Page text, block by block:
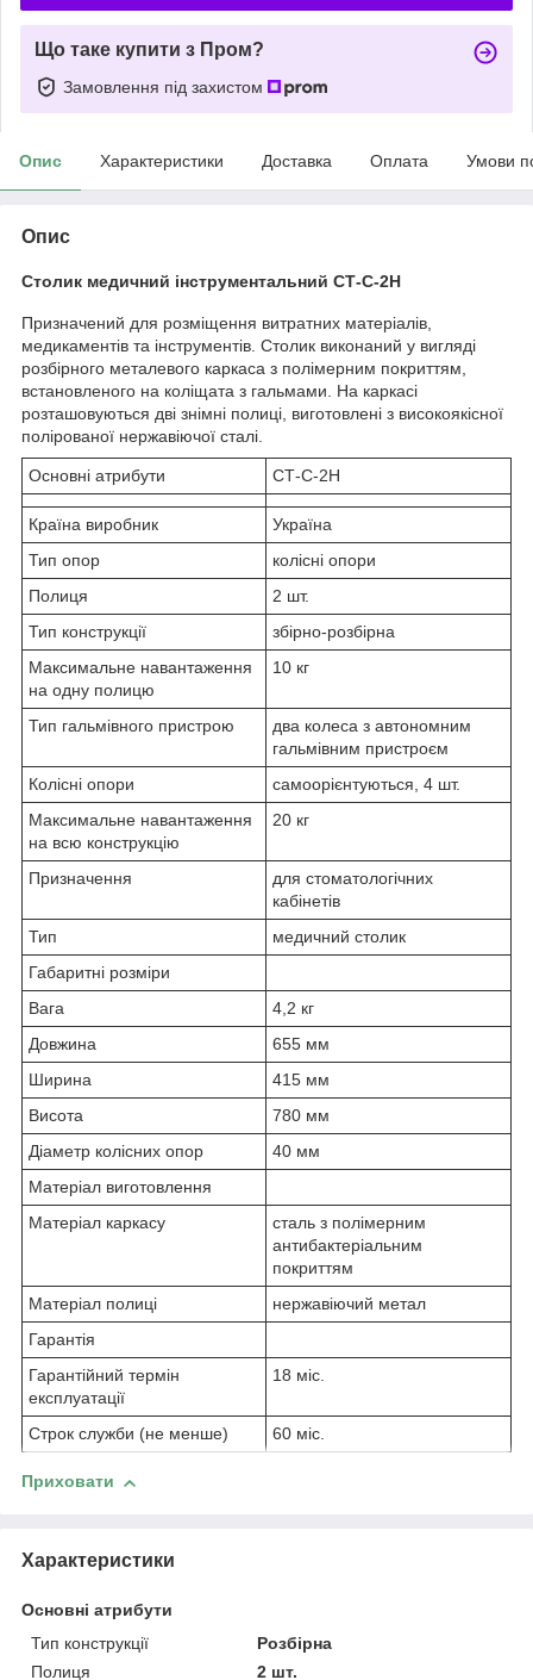
Що таке купити з Пром?
Замовлення під захистом
Опис Характеристики Доставка Оплата Умови
Опис
Столик медичний інструментальний СТ-С-2Н
Призначений для розміщення витратних матеріалів,
медикаментів та інструментів. Столик виконаний у вигляді
розбірного металевого каркаса з полімерним покриттям,
встановленого на коліщата з гальмами. На каркасі
розташовуються дві знімні полиці, виготовлені з високоякісної
полірованої нержавіючої сталі.
Основні атрибути СТ-С-2Н
Країна виробник
Україна
Тип опор
колісні опори
Полиця
2 шт.
Тип конструкції
збірно-розбірна
Максимальне навантаження
на одну полицю
10 кг
Тип гальмівного пристрою
два колеса з автономним
гальмівним пристроєм
Колісні опори
самоорієнтуються, 4 шт.
Максимальне навантаження
на всю конструкцію
20 кг
Призначення
для стоматологічних
кабінетів
Тип
медичний столик
Габаритні розміри
Вага
4,2 кг
Довжина
655 мм
Ширина
415 мм
Висота
780 мм
Діаметр колісних опор
40 мм
Матеріал виготовлення
Матеріал каркасу
сталь з полімерним
антибактеріальним
покриттям
Матеріал полиці
нержавіючий метал
Гарантія
Гарантійний термін
експлуатації
18 міс.
Строк служби (не менше) 60 міс.
Приховати
Характеристики
Основні атрибути
Тип конструкції
Розбірна
Полиця
2 шт.